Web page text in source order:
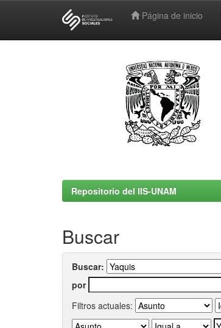
Página de inicio
Repositorio del IIS-UNAM
Buscar
Buscar:
por
Filtros actuales: